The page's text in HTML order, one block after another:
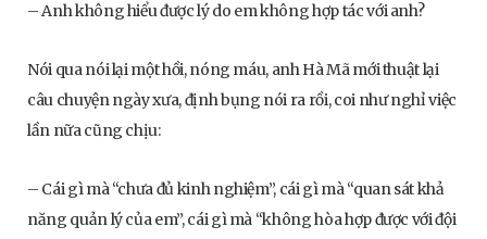
– Anh không hiểu được lý do em không hợp tác với anh?
Nói qua nói lại một hồi, nóng máu, anh Hà Mã mới thuật lại
câu chuyện ngày xưa, định bụng nói ra rồi, coi như nghỉ việc
lần nữa cũng chịu:
– Cái gì mà “chưa đủ kinh nghiệm”, cái gì mà “quan sát khả
năng quản lý của em”, cái gì mà “không hòa hợp được với đội